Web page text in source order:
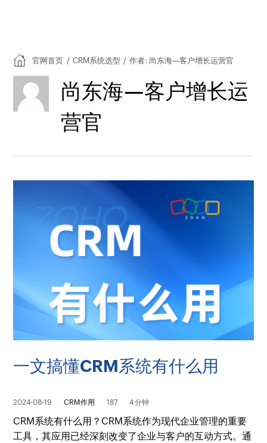
官网首页 / CRM系统选型 / 作者: 尚东海—客户增长运营官
尚东海—客户增长运
营官
一文搞懂CRM系统有什么用
2024-08-19 CRM作用 187 4 分钟
CRM系统有什么用？CRM系统作为现代企业管理的重要
工具，其应用已经深刻改变了企业与客户的互动方式。通